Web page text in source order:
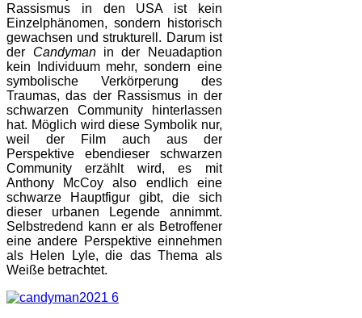
Rassismus in den USA ist kein
Einzelphänomen, sondern historisch
gewachsen und strukturell. Darum ist
der Candymanin der Neuadaption
kein Individuum mehr, sondern eine
symbolische Verkörperung des
Traumas, das der Rassismus in der
schwarzen Community hinterlassen
hat. Möglich wird diese Symbolik nur,
weil der Film auch aus der
Perspektive ebendieser schwarzen
Community erzählt wird, es mit
Anthony McCoy also endlich eine
schwarze Hauptfigur gibt, die sich
dieser urbanen Legende annimmt.
Selbstredend kann er als Betroffener
eine andere Perspektive einnehmen
als Helen Lyle, die das Thema als
Weiße betrachtet.